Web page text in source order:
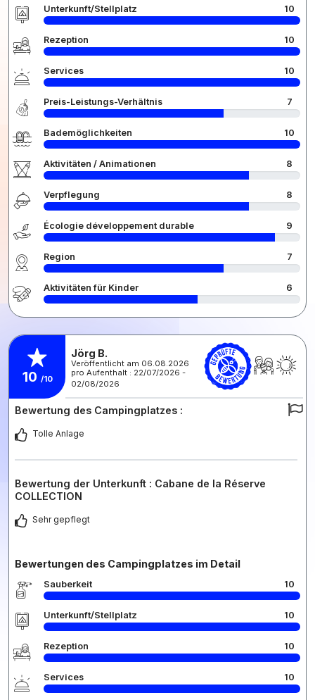
Unterkunft/Stellplatz 10
Rezeption 10
Services 10
Preis-Leistungs-Verhältnis 7
Bademöglichkeiten 10
Aktivitäten / Animationen 8
Verpflegung 8
Écologie développement durable 9
Region 7
Aktivitäten für Kinder 6
10 /10
Jörg B.
Veröffentlicht am 06.08.2026
pro Aufenthalt : 22/07/2026 -
02/08/2026
Bewertung des Campingplatzes :
Tolle Anlage
Bewertung der Unterkunft : Cabane de la Réserve
COLLECTION
Sehr gepflegt
Bewertungen des Campingplatzes im Detail
Sauberkeit 10
Unterkunft/Stellplatz 10
Rezeption 10
Services 10